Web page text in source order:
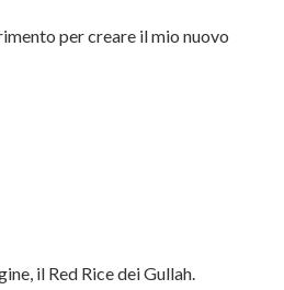
per creare il mio nuovo
il Red Rice dei Gullah.